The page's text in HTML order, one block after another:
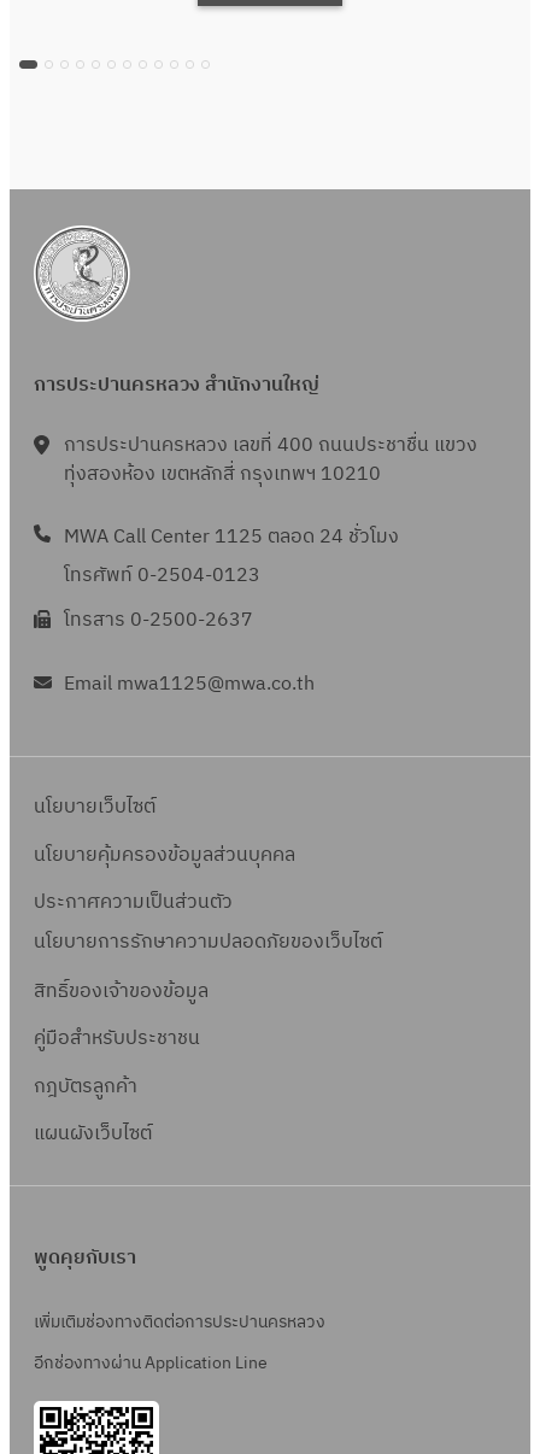
การประปานครหลวง สำนักงานใหญ่
การประปานครหลวง เลขที่ 400 ถนนประชาชื่น แขวง
ทุ่งสองห้อง เขตหลักสี่ กรุงเทพฯ 10210
MWA Call Center 1125 ตลอด 24 ชั่วโมง
โทรศัพท์ 0-2504-0123
โทรสาร 0-2500-2637
Email mwa1125@mwa.co.th
นโยบายเว็บไซต์
นโยบายคุ้มครองข้อมูลส่วนบุคคล
ประกาศความเป็นส่วนตัว
นโยบายการรักษาความปลอดภัยของเว็บไซต์
สิทธิ์ของเจ้าของข้อมูล
คู่มือสำหรับประชาชน
กฎบัตรลูกค้า
แผนผังเว็บไซต์
พูดคุยกับเรา
เพิ่มเติมช่องทางติดต่อการประปานครหลวง
อีกช่องทางผ่าน Application Line